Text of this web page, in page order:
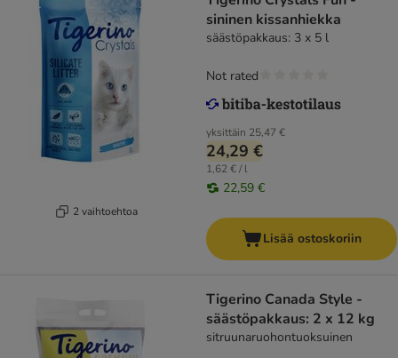
2 vaihtoehtoa
sininen kissanhiekka
säästöpakkaus: 3 x 5 l
yksittäin 25,47 €
24,29 €
1,62 € / l
22,59 €
Not rated
Lisää ostoskoriin
Tigerino Canada Style -
säästöpakkaus: 2 x 12 kg
sitruunaruohontuoksuinen